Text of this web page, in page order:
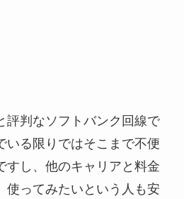
評判なソフトバンク回線で
いる限りではそこまで不便
すし、他のキャリアと料金
使ってみたいという人も安